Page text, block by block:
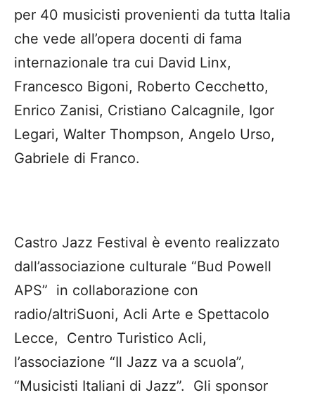
per 40 musicisti provenienti da tutta Italia
che vede all’opera docenti di fama
internazionale tra cui David Linx,
Francesco Bigoni, Roberto Cecchetto,
Enrico Zanisi, Cristiano Calcagnile, Igor
Legari, Walter Thompson, Angelo Urso,
Gabriele di Franco.
Castro Jazz Festival è evento realizzato
dall’associazione culturale “Bud Powell
APS” in collaborazione con
radio/altriSuoni, Acli Arte e Spettacolo
Lecce, Centro Turistico Acli,
l’associazione “Il Jazz va a scuola”,
“Musicisti Italiani di Jazz”. Gli sponsor